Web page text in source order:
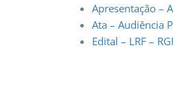
Apresentação –
Ata – Audiência
Edital – LRF –